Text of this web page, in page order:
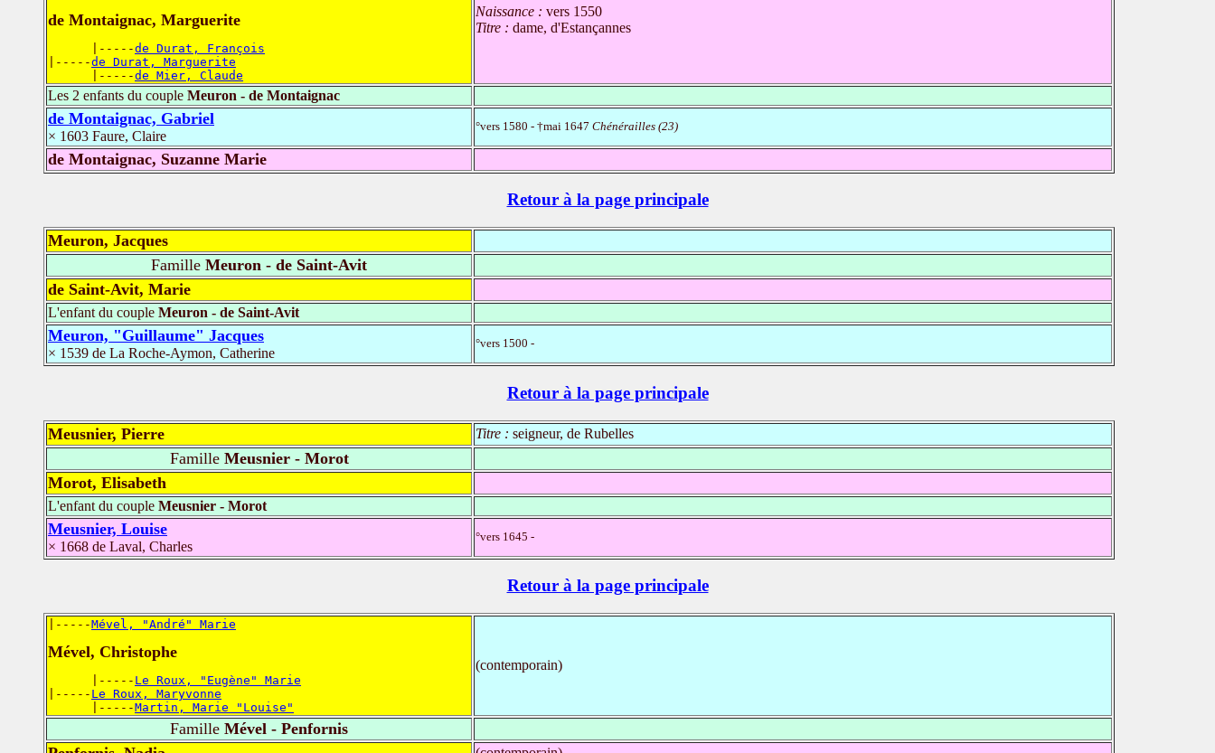
de Montaignac, Marguerite
      |-----
de Durat, François
|-----de Durat, Marguerite
      |-----
de Mier, Claude
Naissance : vers 1550
Titre : dame, d'Estançannes
Les 2 enfants du couple Meuron - de Montaignac
de Montaignac, Gabriel
× 1603 Faure, Claire
°vers 1580 - †mai 1647 Chénérailles (23)
de Montaignac, Suzanne Marie
Retour à la page principale
Meuron, Jacques
Famille Meuron - de Saint-Avit
de Saint-Avit, Marie
L'enfant du couple Meuron - de Saint-Avit
Meuron, "Guillaume" Jacques
× 1539 de La Roche-Aymon, Catherine
°vers 1500 -
Retour à la page principale
Meusnier, Pierre Titre : seigneur, de Rubelles
FamilleMeusnier - Morot
Morot, Elisabeth
L'enfant du couple Meusnier - Morot
Meusnier, Louise
× 1668 de Laval, Charles
°vers 1645 -
Retour à la page principale
|-----Mével, "André" Marie
Mével, Christophe
      |-----
Le Roux, "Eugène" Marie
|----- Le Roux, Maryvonne
      |-----
Martin, Marie "Louise"
(contemporain)
Famille Mével - Penfornis